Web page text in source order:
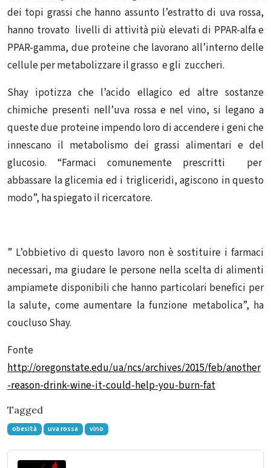
dei topi grassi che hanno assunto l’estratto di uva rossa,
hanno trovato livelli di attività più elevati di PPAR-alfa e
PPAR-gamma, due proteine che lavorano all’interno delle
cellule per metabolizzare il grasso e gli zuccheri.
Shay ipotizza che l’acido ellagico ed altre sostanze
chimiche presenti nell’uva rossa e nel vino, si legano a
queste due proteine impendo loro di accendere i geni che
innescano il metabolismo dei grassi alimentari e del
glucosio. “Farmaci comunemente prescritti per
abbassare la glicemia ed i trigliceridi, agiscono in questo
modo”, ha spiegato il ricercatore.
” L’obbietivo di questo lavoro non è sostituire i farmaci
necessari, ma giudare le persone nella scelta di alimenti
ampiamete disponibili che hanno particolari benefici per
la salute, come aumentare la funzione metabolica”, ha
coucluso Shay.
Fonte
http://oregonstate.edu/ua/ncs/archives/2015/feb/another
-reason-drink-wine-it-could-help-you-burn-fat
Tagged
obesità uva rossa vino